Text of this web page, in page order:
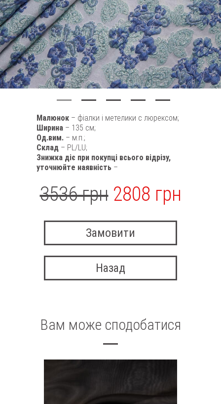
Малюнок – фіалки і метелики c люрексом;
Ширина – 135 см;
Од.вим. – м.п.;
Склад – PL/LU;
Знижка діє при покупці всього відрізу,
уточнюйте наявність –
3536 грн 2808 грн
Замовити
Назад
Вам може сподобатися